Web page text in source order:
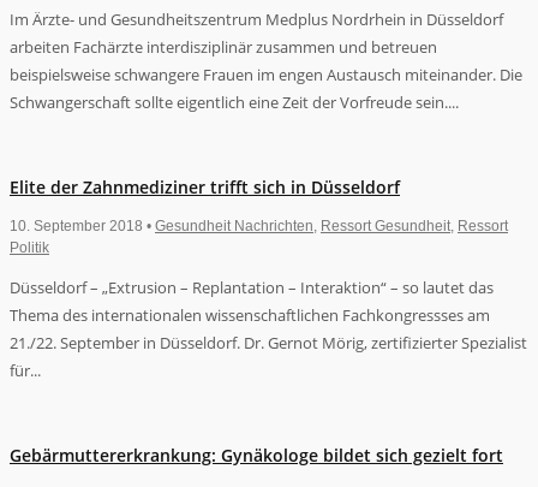
Im Ärzte- und Gesundheitszentrum Medplus Nordrhein in Düsseldorf
arbeiten Fachärzte interdisziplinär zusammen und betreuen
beispielsweise schwangere Frauen im engen Austausch miteinander. Die
Schwangerschaft sollte eigentlich eine Zeit der Vorfreude sein....
Elite der Zahnmediziner trifft sich in Düsseldorf
10. September 2018 • Gesundheit Nachrichten, Ressort Gesundheit, Ressort
Politik
Düsseldorf – „Extrusion – Replantation – Interaktion“ – so lautet das
Thema des internationalen wissenschaftlichen Fachkongressses am
21./22. September in Düsseldorf. Dr. Gernot Mörig, zertifizierter Spezialist
für...
Gebärmuttererkrankung: Gynäkologe bildet sich gezielt fort